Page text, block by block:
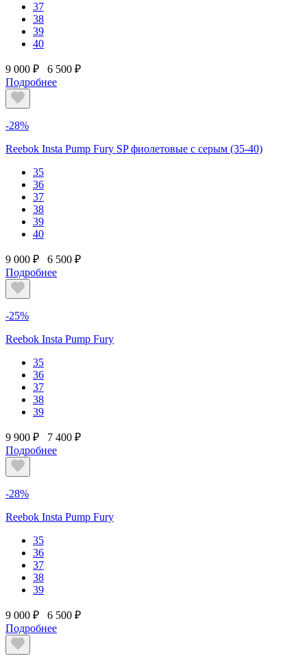
37
38
39
40
9 000 ₽
6 500 ₽
Подробнее
-28%
Reebok Insta Pump Fury SP фиолетовые с серым (35-40)
35
36
37
38
39
40
9 000 ₽
6 500 ₽
Подробнее
-25%
Reebok Insta Pump Fury
35
36
37
38
39
9 900 ₽
7 400 ₽
Подробнее
-28%
Reebok Insta Pump Fury
35
36
37
38
39
9 000 ₽
6 500 ₽
Подробнее